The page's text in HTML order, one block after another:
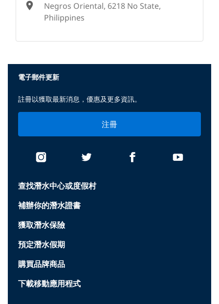
Negros Oriental, 6218 No State,
Philippines
查找潛水中心或度假村
補辦你的潛水證書
獲取潛水保險
預定潛水假期
購買品牌商品
下載移動應用程式
電子郵件更新
註冊以獲取最新消息，優惠及更多資訊。
注冊